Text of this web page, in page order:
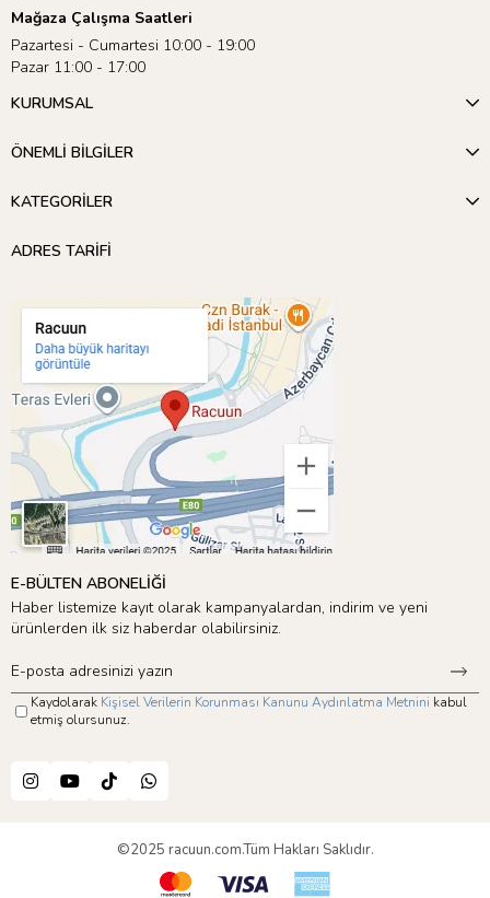
Mağaza Çalışma Saatleri
Pazartesi - Cumartesi 10:00 - 19:00
Pazar 11:00 - 17:00
KURUMSAL
ÖNEMLİ BİLGİLER
KATEGORİLER
ADRES TARİFİ
E-BÜLTEN ABONELİĞİ
Haber listemize kayıt olarak kampanyalardan, indirim ve yeni
ürünlerden ilk siz haberdar olabilirsiniz.
Kaydolarak Kişisel Verilerin Korunması Kanunu Aydınlatma Metnini kabul
etmiş olursunuz.
©2025 racuun.com.Tüm Hakları Saklıdır.